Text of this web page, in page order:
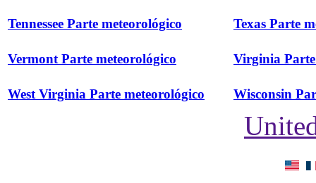
Tennessee Parte meteorológico Texas Parte
Vermont Parte meteorológico Virginia
West Virginia Parte meteorológico Wisconsin